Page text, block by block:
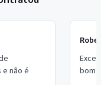
e não é
bom